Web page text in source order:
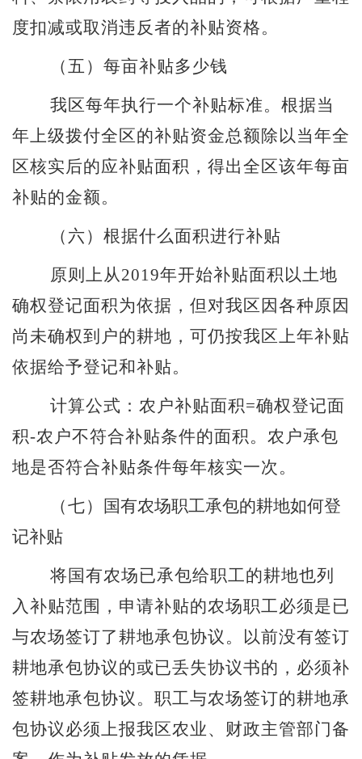
度扣减或取消违反者的补贴资格。
（五） 每亩补贴多少钱
我区每年执行一个补贴标准。根据当
年上级拨付全区的补贴资金总额除以当年全
区核实后的应补贴面积，得出全区该年每亩
补贴的金额。
（六） 根据什么面积进行补贴
原则上从2019年开始补贴面积以土地
确权登记面积为依据，但对我区因各种原因
尚未确权到户的耕地，可仍按我区上年补贴
依据给予登记和补贴。
计算公式：农户补贴面积=确权登记面
积-农户不符合补贴条件的面积。农户承包
地是否符合补贴条件每年核实一次。
（七）
国有农场职工承包的耕地如何登
记补贴
将国有农场已承包给职工的耕地也列
入补贴范围，申请补贴的农场职工必须是已
与农场签订了耕地承包协议。以前没有签订
耕地承包协议的或已丢失协议书的，必须补
签耕地承包协议。职工与农场签订的耕地承
包协议必须上报我区农业、财政主管部门备